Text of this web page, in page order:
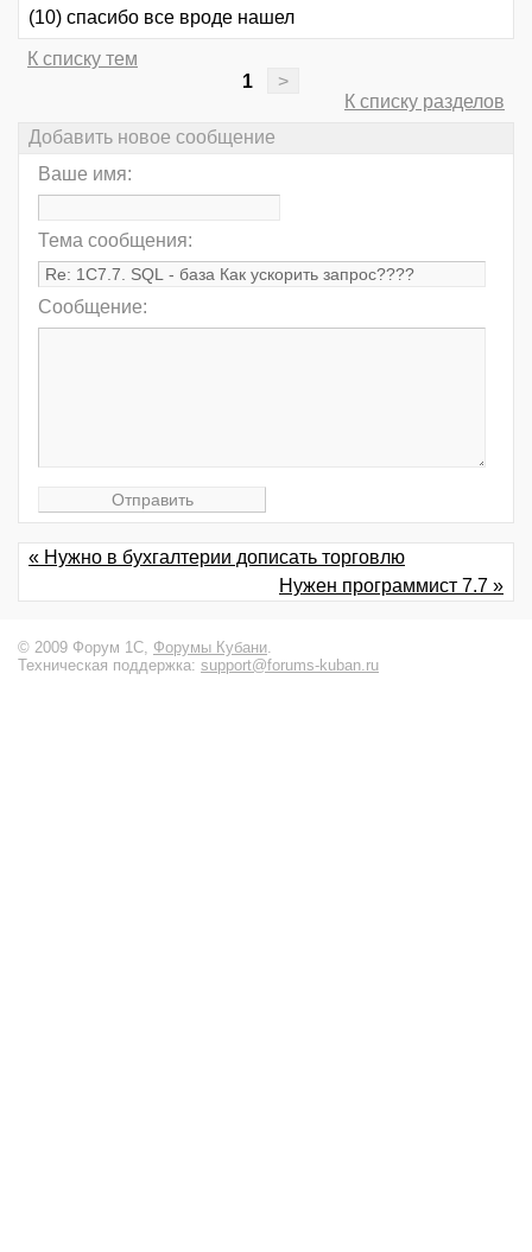
(10) спасибо все вроде нашел
К списку тем
1
>
К списку разделов
Добавить новое сообщение
Ваше имя:
Тема сообщения:
Сообщение:
« Нужно в бухгалтерии дописать торговлю
Нужен программист 7.7 »
© 2009 Форум 1С, Форумы Кубани.
Техническая поддержка: support@forums-kuban.ru